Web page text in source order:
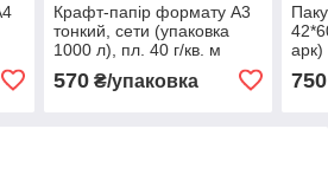
Крафт-папір формату А3
тонкий, сети (упаковка
1000 л), пл. 40 г/кв. м
570₴/упаковка
арк)
750